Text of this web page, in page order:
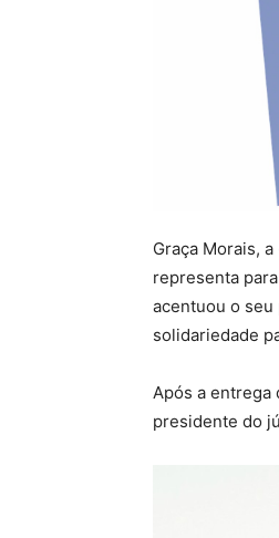
Graça Morais,
representa
acentuou o seu
solidariedade
Após a
presidente do